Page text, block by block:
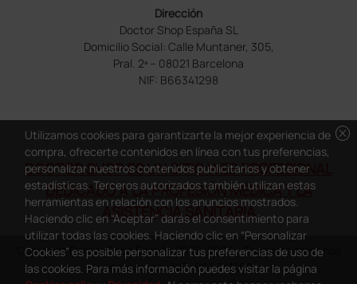
Dirección
Doctor Shop España SL
Domicilio Social: Calle Muntaner, 305,
Pral. 2ª – 08021 Barcelona
NIF: B66341298
DOCTOR SHOP ES UN SITIO WEB PROFESIONAL
DEDICADO A LA PROFESIÓN MÉDICA Y LA
ASISTENCIA SANITARIA
Copyright Doctor Shop España 2005-2026 - Todos los derechos
reservados - NIF.: B66341298
cancel
Utilizamos cookies para garantizarte la mejor experiencia de
compra, ofrecerte contenidos en línea con tus preferencias,
personalizar nuestros contenidos publicitarios y obtener
estadísticas. Terceros autorizados también utilizan estas
herramientas en relación con los anuncios mostrados.
Haciendo clic en “Aceptar” darás el consentimiento para
utilizar todas las cookies. Haciendo clic en “Personalizar
Cookies” es posible personalizar tus preferencias de uso de
las cookies. Para más información puedes visitar la página